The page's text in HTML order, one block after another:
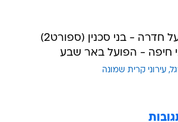
עירוני קרית שמונה